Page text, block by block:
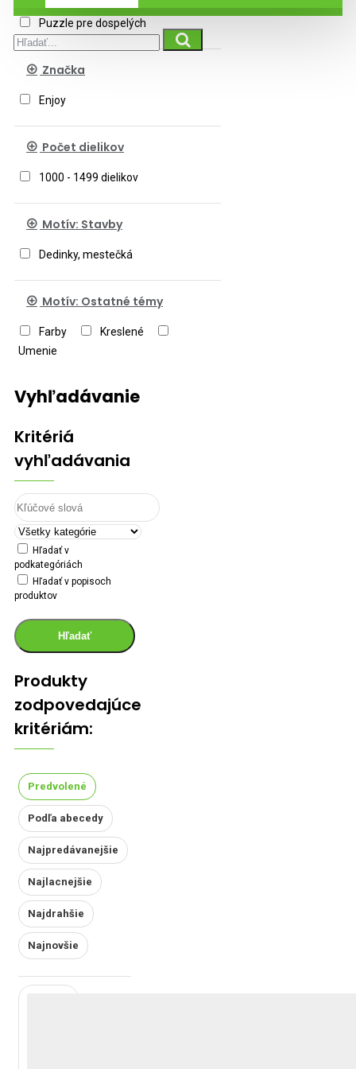
Puzzle pre dospelých
Značka
Enjoy
Počet dielikov
1000 - 1499 dielikov
Motív: Stavby
Dedinky, mestečká
Motív: Ostatné témy
Farby
Kreslené
Umenie
Vyhľadávanie
Kritériá
vyhľadávania
Hľadať v
podkategóriách
Hľadať v popisoch
produktov
Hľadať
Produkty
zodpovedajúce
kritériám:
Predvolené
Podľa abecedy
Najpredávanejšie
Najlacnejšie
Najdrahšie
Najnovšie